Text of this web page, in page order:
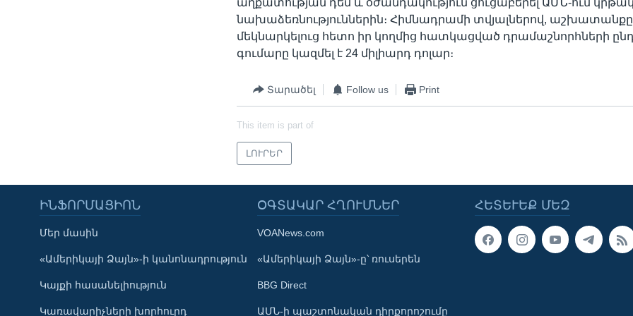
Learning English
ՀԵՏԵՒԵՔ ՄԵԶ
աղքատության դեմ և օժանդակություն ցուցաբերել ԱՄՆ-ում
նախաձեռնություններին։ Հիմնադրամի տվյալներով, աշխատանքը
մեկնարկելուց հետո իր կողմից հատկացված դրամաշնորհների
գումարը կազմել է 24 միլիարդ դոլար։
Տարածել Follow us Print
This item is part of
ԼՈՒՐԵՐ
ՀԵՏԵՒԵՔ ՄԵԶ
ԻՆՖՈՐՄԱՑԻՈՆ
Մեր մասին
«Ամերիկայի Ձայն»-ի կանոնադրություն
Կայքի հասանելիություն
Կառավարիչների խորհուրդ
ՕԳՏԱԿԱՐ ՀՂՈՒՄՆԵՐ
VOANews.com
«Ամերիկայի Ձայն»-ը՝ ռուսերեն
BBG Direct
ԱՄՆ-ի պաշտոնական դիրքորոշումը